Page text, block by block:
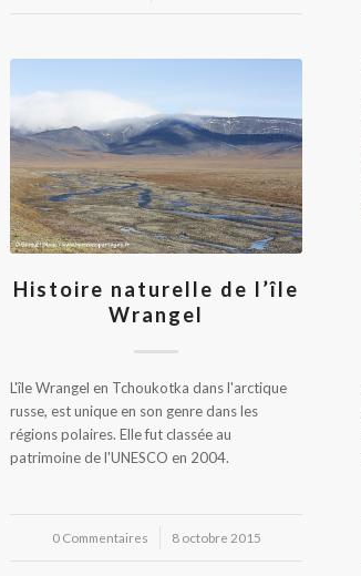
Histoire naturelle de l’île
Wrangel
L'île Wrangel en Tchoukotka dans l'arctique
russe, est unique en son genre dans les
régions polaires. Elle fut classée au
patrimoine de l'UNESCO en 2004.
0 Commentaires
/ 8 octobre 2015